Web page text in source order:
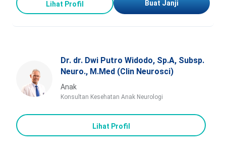
Lihat Profil Buat Janji
Dr. dr. Dwi Putro Widodo, Sp.A, Subsp.
Neuro., M.Med (Clin Neurosci)
Anak
Konsultan Kesehatan Anak Neurologi
Lihat Profil